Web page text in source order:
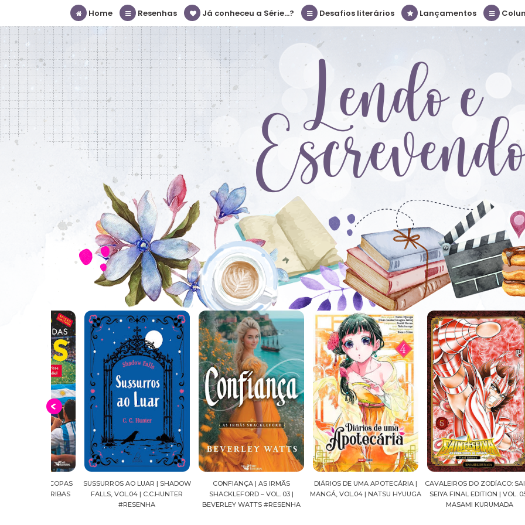
Home Resenhas Já conheceu a Série...? Desafios literários Lançamentos
SUSSURROS AO LUAR | SHADOW
FALLS, VOL.04 | C.C.HUNTER
#RESENHA
CONFIANÇA | AS IRMÃS
SHACKLEFORD – VOL. 03 |
BEVERLEY WATTS #RESENHA
DIÁRIOS DE UMA APOTECÁRIA |
MANGÁ, VOL.04 | NATSU HYUUGA
CAVALEIROS DO ZODÍACO: SAINT
SEIYA FINAL EDITION | VOL. 05 |
MASAMI KURUMADA